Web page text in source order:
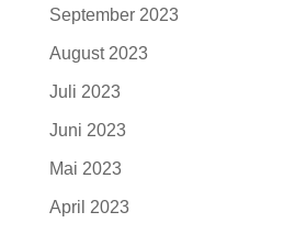
September 2023
August 2023
Juli 2023
Juni 2023
Mai 2023
April 2023